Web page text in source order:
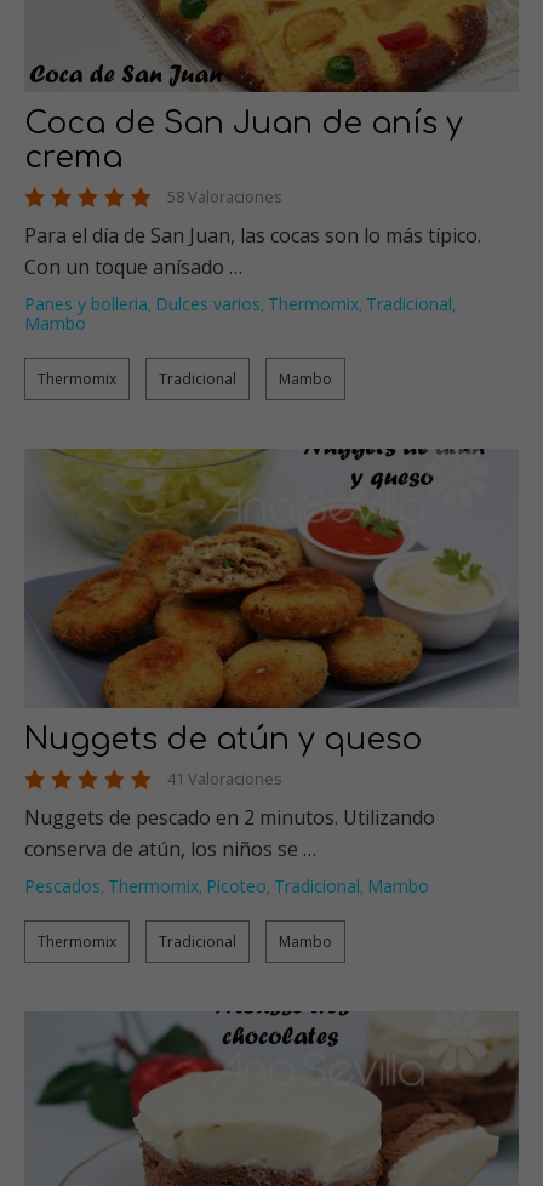
Coca de San Juan de anís y
crema
58 Valoraciones
Para el día de San Juan, las cocas son lo más típico.
Con un toque anísado …
Panes y bolleria, Dulces varios, Thermomix, Tradicional,
Mambo
Thermomix Tradicional Mambo
Nuggets de atún y queso
41 Valoraciones
Nuggets de pescado en 2 minutos. Utilizando
conserva de atún, los niños se …
Pescados, Thermomix, Picoteo, Tradicional, Mambo
Thermomix Tradicional Mambo